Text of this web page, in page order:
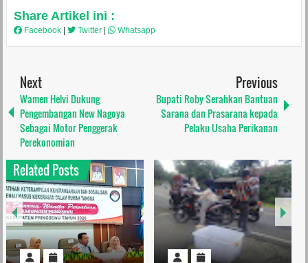
Share Artikel ini :
Facebook Twitter Whatsapp
Next
Wamen Helvi Dukung
Pengembangan New Nagoya
Sebagai Motor Penggerak
Perekonomian
Previous
Bupati Roby Serahkan Bantuan
Sarana dan Prasarana kepada
Pelaku Usaha Perikanan
Related Posts